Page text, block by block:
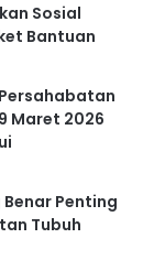
Sosial
Bantuan
Maret 2026
Penting
Tubuh